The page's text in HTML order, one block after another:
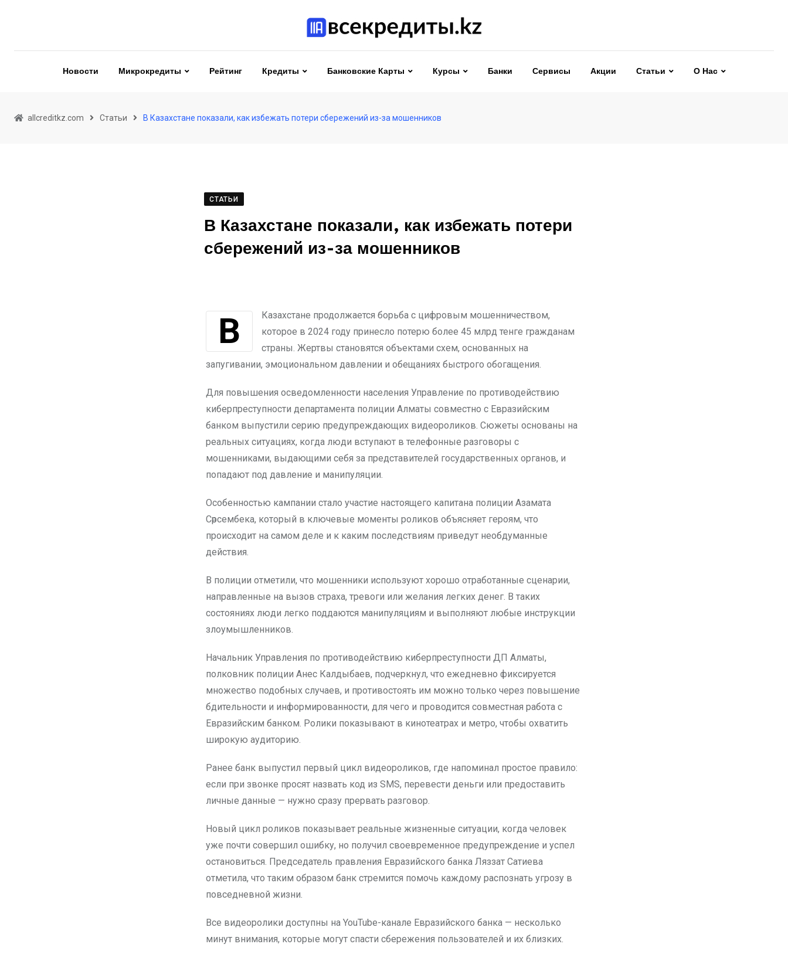
Новости Микрокредиты Рейтинг Кредиты Банковские Карты Курсы Банки Сервисы Акции Статьи О Нас
allcreditkz.com Статьи В Казахстане показали, как избежать потери сбережений из-за мошенников
СТАТЬИ
В Казахстане показали, как избежать потери
сбережений из-за мошенников
В Казахстане продолжается борьба с цифровым мошенничеством,
которое в 2024 году принесло потерю более 45 млрд тенге гражданам
страны. Жертвы становятся объектами схем, основанных на
запугивании, эмоциональном давлении и обещаниях быстрого обогащения.
Для повышения осведомленности населения Управление по противодействию
киберпреступности департамента полиции Алматы совместно с Евразийским
банком выпустили серию предупреждающих видеороликов. Сюжеты основаны на
реальных ситуациях, когда люди вступают в телефонные разговоры с
мошенниками, выдающими себя за представителей государственных органов, и
попадают под давление и манипуляции.
Особенностью кампании стало участие настоящего капитана полиции Азамата
Сәрсембека, который в ключевые моменты роликов объясняет героям, что
происходит на самом деле и к каким последствиям приведут необдуманные
действия.
В полиции отметили, что мошенники используют хорошо отработанные сценарии,
направленные на вызов страха, тревоги или желания легких денег. В таких
состояниях люди легко поддаются манипуляциям и выполняют любые инструкции
злоумышленников.
Начальник Управления по противодействию киберпреступности ДП Алматы,
полковник полиции Анес Калдыбаев, подчеркнул, что ежедневно фиксируется
множество подобных случаев, и противостоять им можно только через повышение
бдительности и информированности, для чего и проводится совместная работа с
Евразийским банком. Ролики показывают в кинотеатрах и метро, чтобы охватить
широкую аудиторию.
Ранее банк выпустил первый цикл видеороликов, где напоминал простое правило:
если при звонке просят назвать код из SMS, перевести деньги или предоставить
личные данные — нужно сразу прервать разговор.
Новый цикл роликов показывает реальные жизненные ситуации, когда человек
уже почти совершил ошибку, но получил своевременное предупреждение и успел
остановиться. Председатель правления Евразийского банка Ляззат Сатиева
отметила, что таким образом банк стремится помочь каждому распознать угрозу в
повседневной жизни.
Все видеоролики доступны на YouTube-канале Евразийского банка — несколько
минут внимания, которые могут спасти сбережения пользователей и их близких.